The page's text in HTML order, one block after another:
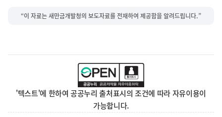
“이 자료는 새만금개발청의 보도자료를 전재하여 제공함을 알려드립니다.”
'텍스트'에 한하여 공공누리 출처표시의 조건에 따라 자유이용이
가능합니다.